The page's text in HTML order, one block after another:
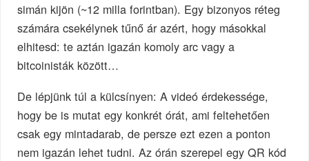
simán kijön (~12 milla forintban). Egy bizonyos réteg
számára csekélynek tűnő ár azért, hogy másokkal
elhitesd: te aztán igazán komoly arc vagy a
bitcoinisták között…
De lépjünk túl a külcsínyen: A videó érdekessége,
hogy be is mutat egy konkrét órát, ami feltehetően
csak egy mintadarab, de persze ezt ezen a ponton
nem igazán lehet tudni. Az órán szerepel egy QR kód